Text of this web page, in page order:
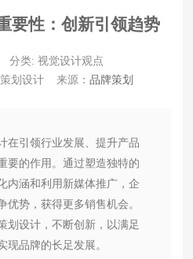
要性：创新引领趋势
分类: 视觉设计观点
划设计 来源：品牌策划
在引领行业发展、提升产品
要的作用。通过塑造独特的
内涵和利用新媒体推广，企
优势，获得更多销售机会。
划设计，不断创新，以满足
现品牌的长足发展。